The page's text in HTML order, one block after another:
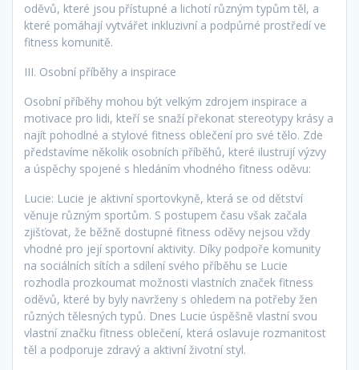
oděvů, které jsou přístupné a lichotí různým typům těl, a
které pomáhají vytvářet inkluzivní a podpůrné prostředí ve
fitness komunitě.
III. Osobní příběhy a inspirace
Osobní příběhy mohou být velkým zdrojem inspirace a
motivace pro lidi, kteří se snaží překonat stereotypy krásy a
najít pohodlné a stylové fitness oblečení pro své tělo. Zde
představíme několik osobních příběhů, které ilustrují výzvy
a úspěchy spojené s hledáním vhodného fitness oděvu:
Lucie: Lucie je aktivní sportovkyně, která se od dětství
věnuje různým sportům. S postupem času však začala
zjišťovat, že běžně dostupné fitness oděvy nejsou vždy
vhodné pro její sportovní aktivity. Díky podpoře komunity
na sociálních sítích a sdílení svého příběhu se Lucie
rozhodla prozkoumat možnosti vlastních značek fitness
oděvů, které by byly navrženy s ohledem na potřeby žen
různých tělesných typů. Dnes Lucie úspěšně vlastní svou
vlastní značku fitness oblečení, která oslavuje rozmanitost
těl a podporuje zdravý a aktivní životní styl.